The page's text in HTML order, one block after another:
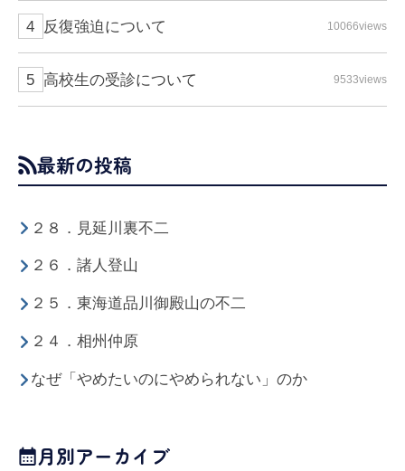
反復強迫について 10066views
高校生の受診について 9533views
最新の投稿
２８．見延川裏不二
２６．諸人登山
２５．東海道品川御殿山の不二
２４．相州仲原
なぜ「やめたいのにやめられない」のか
月別アーカイブ